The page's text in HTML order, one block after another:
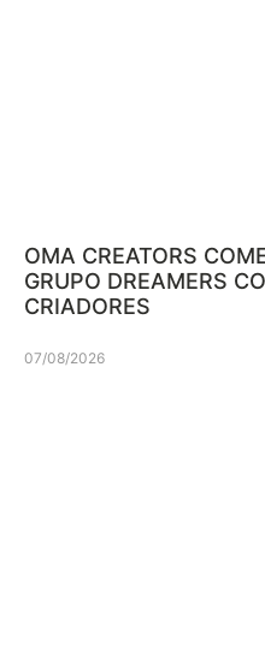
OMA CREATORS
GRUPO DREAMERS
CRIADORES
07/08/2026